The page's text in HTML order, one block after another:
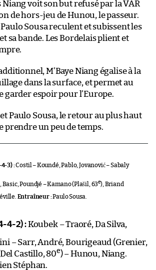
voit son but refusé par la VAR
de hors-jeu de Hunou, le passeur.
Sousa reculent et subissent les
sa bande. Les Bordelais plient et
M’Baye Niang égalise à la
dans la surface, et permet au
garder espoir pour l’Europe.
Paulo Sousa, le retour au plus haut
prendre un peu de temps.
3) :Costil – Koundé, Pablo, Jovanović – Sabaly
Basic, Poundjé – Kamano (Plašil, 63e), Briand
Entraîneur :Paulo Sousa.
4-2) :Koubek – Traoré, Da Silva,
– Sarr, André, Bourigeaud (Grenier,
Castillo, 80e) – Hunou, Niang.
Stéphan.